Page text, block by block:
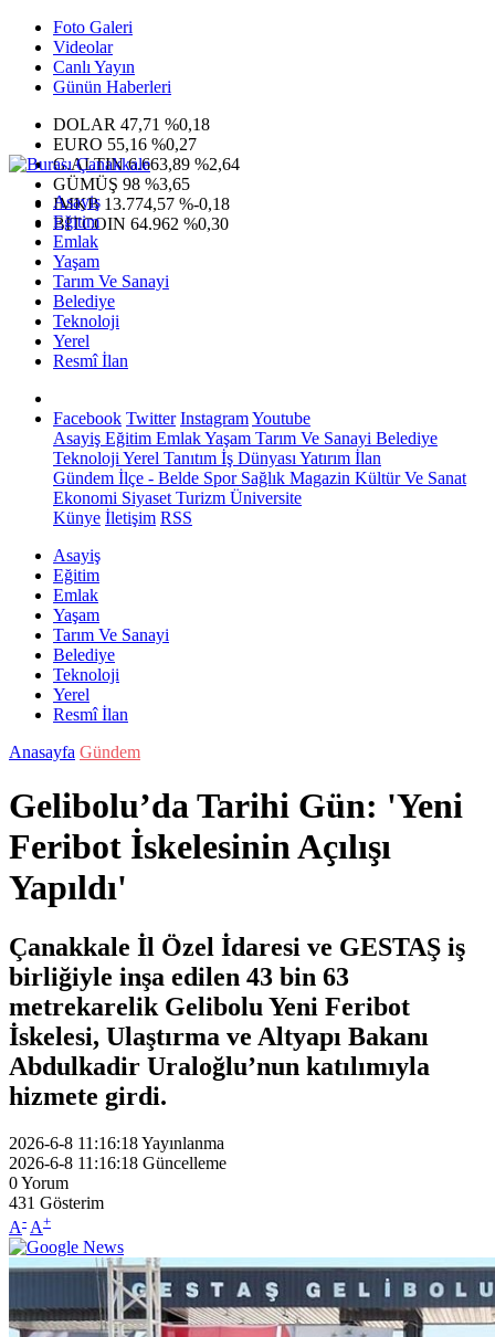
Foto Galeri
Videolar
Canlı Yayın
Günün Haberleri
DOLAR 47,71 %0,18
EURO 55,16 %0,27
G.ALTIN6.663,89 %2,64
GÜMÜŞ 98 %3,65
IMKB 13.774,57 %-0,18
BITCOIN 64.962 %0,30
Asayiş
Eğitim
Emlak
Yaşam
Tarım Ve Sanayi
Belediye
Teknoloji
Yerel
Resmî İlan
Facebook Twitter InstagramYoutube
Asayiş Eğitim EmlakYaşam Tarım Ve Sanayi Belediye
Teknoloji Yerel Tanıtım İş Dünyası Yatırım İlan
Gündem İlçe - Belde SporSağlık Magazin Kültür Ve Sanat
Ekonomi Siyaset Turizm Üniversite
Künye İletişim RSS
Asayiş
Eğitim
Emlak
Yaşam
Tarım Ve Sanayi
Belediye
Teknoloji
Yerel
Resmî İlan
Anasayfa Gündem
Gelibolu’da Tarihi Gün: 'Yeni
Feribot İskelesinin Açılışı
Yapıldı'
Çanakkale İl Özel İdaresi ve GESTAŞ iş
birliğiyle inşa edilen 43 bin 63
metrekarelik Gelibolu Yeni Feribot
İskelesi, Ulaştırma ve Altyapı Bakanı
Abdulkadir Uraloğlu’nun katılımıyla
hizmete girdi.
2026-6-8 11:16:18Yayınlanma
2026-6-8 11:16:18 Güncelleme
0Yorum
431 Gösterim
A- A+